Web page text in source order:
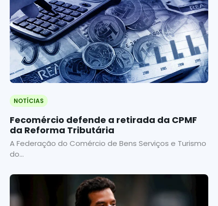
NOTÍCIAS
Fecomércio defende a retirada da CPMF
da Reforma Tributária
A Federação do Comércio de Bens Serviços e Turismo
do...